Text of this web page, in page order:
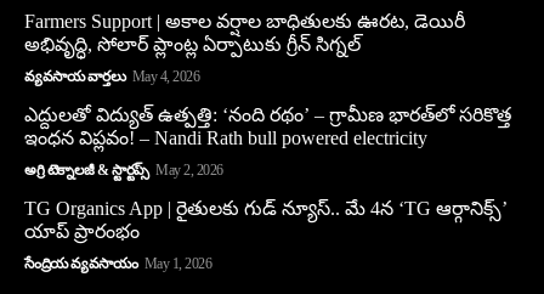
Farmers Support | అకాల వర్షాల బాధితులకు ఊరట, డెయిరీ
అభివృద్ధి, సోలార్ ప్లాంట్ల ఏర్పాటుకు గ్రీన్‌ సిగ్నల్
వ్యవసాయ వార్తలు May 4, 2026
ఎద్దులతో విద్యుత్ ఉత్పత్తి: ‘నంది రథం’ – గ్రామీణ భారత్‌లో సరికొత్త
ఇంధన విప్లవం! – Nandi Rath bull powered electricity
అగ్రి టెక్నాలజీ & స్టార్టప్స్ May 2, 2026
TG Organics App | రైతులకు గుడ్ న్యూస్.. మే 4న ‘TG ఆర్గానిక్స్’
యాప్ ప్రారంభం
సేంద్రియ వ్యవసాయం May 1, 2026